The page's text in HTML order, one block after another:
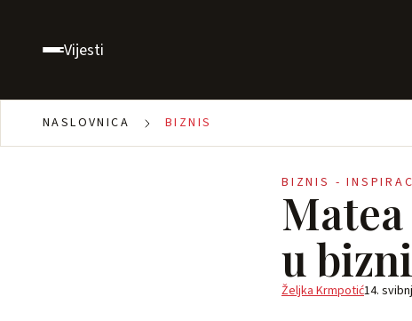
Vijesti
NASLOVNICA BIZNIS
BIZNIS -
u
Željka Krmpotić14.